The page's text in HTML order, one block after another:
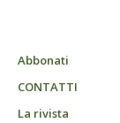
Abbonati
CONTATTI
La rivista